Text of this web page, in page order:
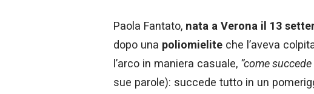
Paola Fantato, nata a Verona il 13
dopo una poliomielite che l’aveva
l’arco in maniera casuale, ”come
sue parole): succede tutto in un